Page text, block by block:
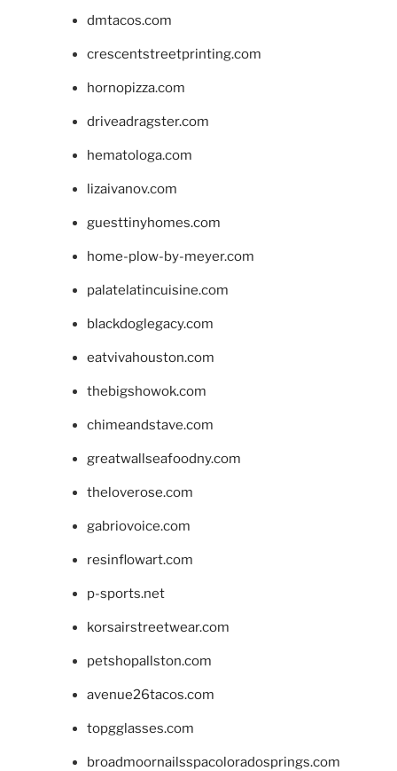
dmtacos.com
crescentstreetprinting.com
hornopizza.com
driveadragster.com
hematologa.com
lizaivanov.com
guesttinyhomes.com
home-plow-by-meyer.com
palatelatincuisine.com
blackdoglegacy.com
eatvivahouston.com
thebigshowok.com
chimeandstave.com
greatwallseafoodny.com
theloverose.com
gabriovoice.com
resinflowart.com
p-sports.net
korsairstreetwear.com
petshopallston.com
avenue26tacos.com
topgglasses.com
broadmoornailsspacoloradosprings.com